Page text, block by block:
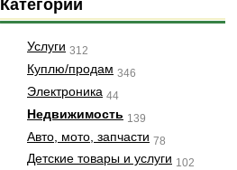
Категории
Услуги 312
Куплю/продам 346
Электроника 44
Недвижимость 139
Авто, мото, запчасти 78
Детские товары и услуги 102